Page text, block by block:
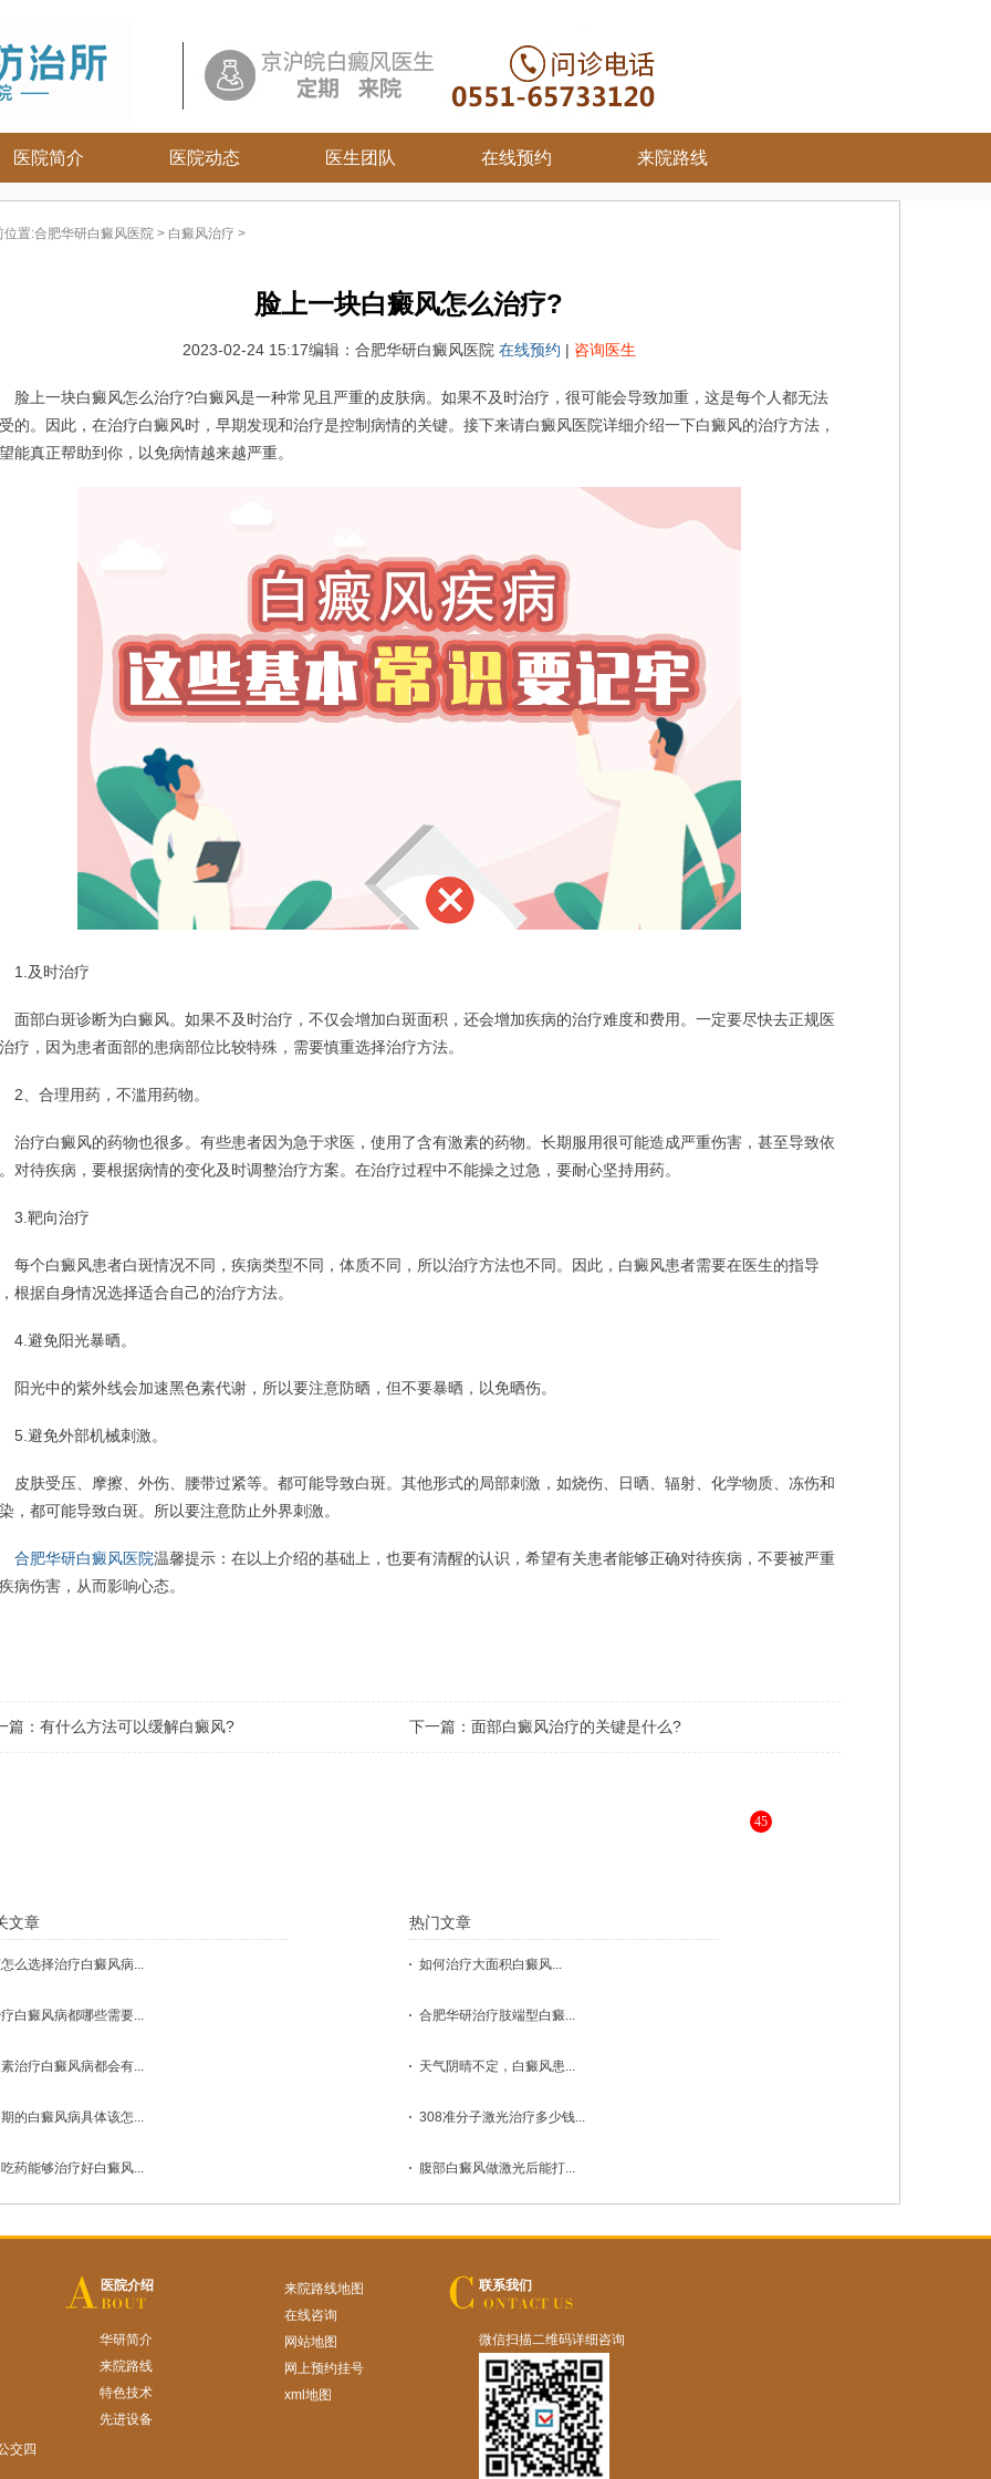
医院简介 医院动态 医生团队 在线预约 来院路线
位置:合肥华研白癜风医院 > 白癜风治疗 >
脸上一块白癜风怎么治疗?
2023-02-24 15:17编辑：合肥华研白癜风医院 在线预约 | 咨询医生
上一块白癜风怎么治疗?白癜风是一种常见且严重的皮肤病。如果不及时治疗，很可能会导致加重，这是每个人都无法
的。因此，在治疗白癜风时，早期发现和治疗是控制病情的关键。接下来请白癜风医院详细介绍一下白癜风的治疗方法，
能真正帮助到你，以免病情越来越严重。
及时治疗
部白斑诊断为白癜风。如果不及时治疗，不仅会增加白斑面积，还会增加疾病的治疗难度和费用。一定要尽快去正规医
疗，因为患者面部的患病部位比较特殊，需要慎重选择治疗方法。
合理用药，不滥用药物。
疗白癜风的药物也很多。有些患者因为急于求医，使用了含有激素的药物。长期服用很可能造成严重伤害，甚至导致依
对待疾病，要根据病情的变化及时调整治疗方案。在治疗过程中不能操之过急，要耐心坚持用药。
靶向治疗
个白癜风患者白斑情况不同，疾病类型不同，体质不同，所以治疗方法也不同。因此，白癜风患者需要在医生的指导
根据自身情况选择适合自己的治疗方法。
避免阳光暴晒。
光中的紫外线会加速黑色素代谢，所以要注意防晒，但不要暴晒，以免晒伤。
避免外部机械刺激。
肤受压、摩擦、外伤、腰带过紧等。都可能导致白斑。其他形式的局部刺激，如烧伤、日晒、辐射、化学物质、冻伤和
，都可能导致白斑。所以要注意防止外界刺激。
合肥华研白癜风医院温馨提示：在以上介绍的基础上，也要有清醒的认识，希望有关患者能够正确对待疾病，不要被严重
病伤害，从而影响心态。
篇： 有什么方法可以缓解白癜风? 下一篇： 面部白癜风治疗的关键是什么?
45
文章
么选择治疗白癜风病...
白癜风病都哪些需要...
治疗白癜风病都会有...
的白癜风病具体该怎...
药能够治疗好白癜风...
热门文章
如何治疗大面积白癜风...
合肥华研治疗肢端型白癜...
天气阴晴不定，白癜风患...
308准分子激光治疗多少钱...
腹部白癜风做激光后能打...
交四
医院介绍
华研简介
来院路线
特色技术
先进设备
来院路线地图
在线咨询
网站地图
网上预约挂号
xml地图
联系我们
微信扫描二维码详细咨询